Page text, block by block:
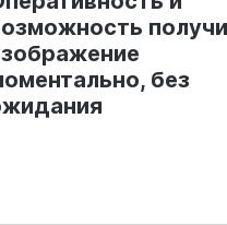
без